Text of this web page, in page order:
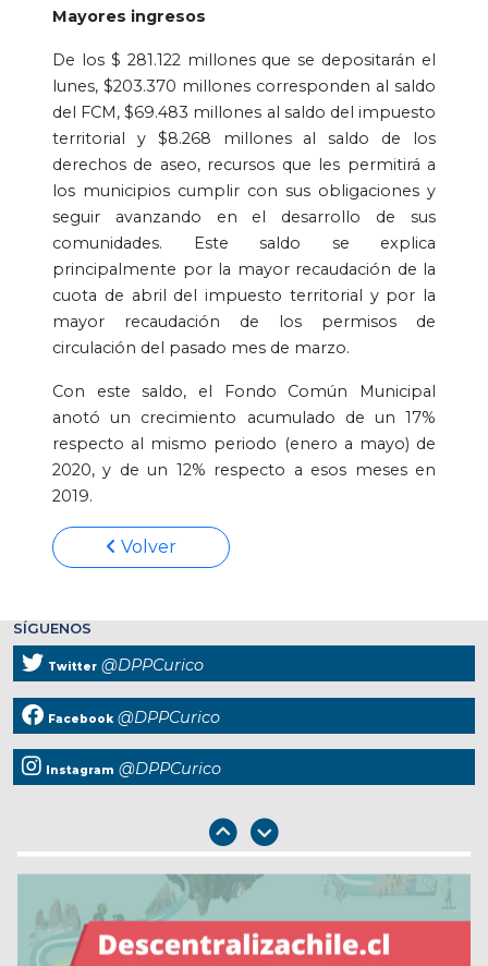
Mayores ingresos
De los $ 281.122 millones que se depositarán el
lunes, $203.370 millones corresponden al saldo
del FCM, $69.483 millones al saldo del impuesto
territorial y $8.268 millones al saldo de los
derechos de aseo, recursos que les permitirá a
los municipios cumplir con sus obligaciones y
seguir avanzando en el desarrollo de sus
comunidades. Este saldo se explica
principalmente por la mayor recaudación de la
cuota de abril del impuesto territorial y por la
mayor recaudación de los permisos de
circulación del pasado mes de marzo.
Con este saldo, el Fondo Común Municipal
anotó un crecimiento acumulado de un 17%
respecto al mismo periodo (enero a mayo) de
2020, y de un 12% respecto a esos meses en
2019.
Volver
SÍGUENOS
Twitter @DPPCurico
Facebook @DPPCurico
Instagram @DPPCurico